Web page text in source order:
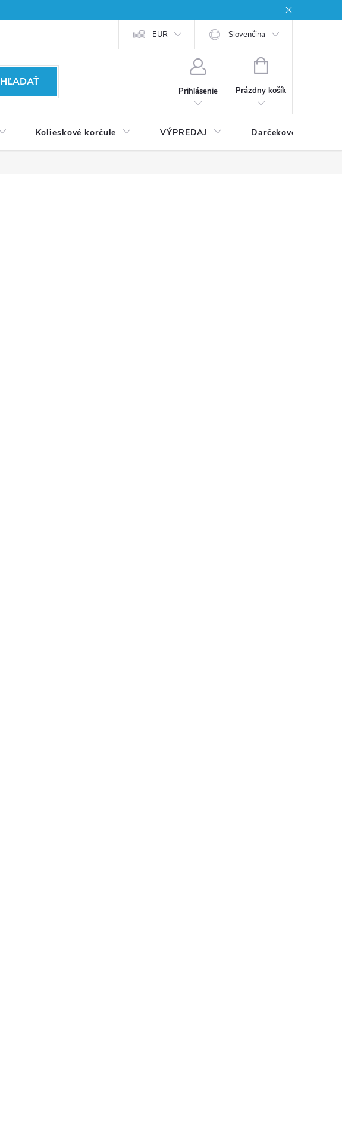
EUR Slovenčina
HĽADAŤ
Prihlásenie
NÁKUPNÝ
Prázdny košík
Kolieskové korčule VÝPREDAJ Darčekové poukážky